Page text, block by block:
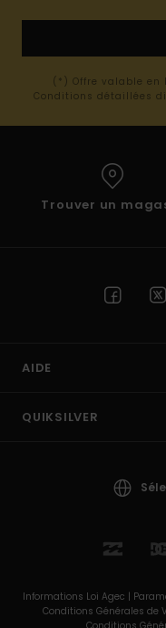
(*) Offre valable en
Conditions détaillées
Trouver un
AIDE
QUIKSILVER
Informations Loi Agec |
Conditions Générales de